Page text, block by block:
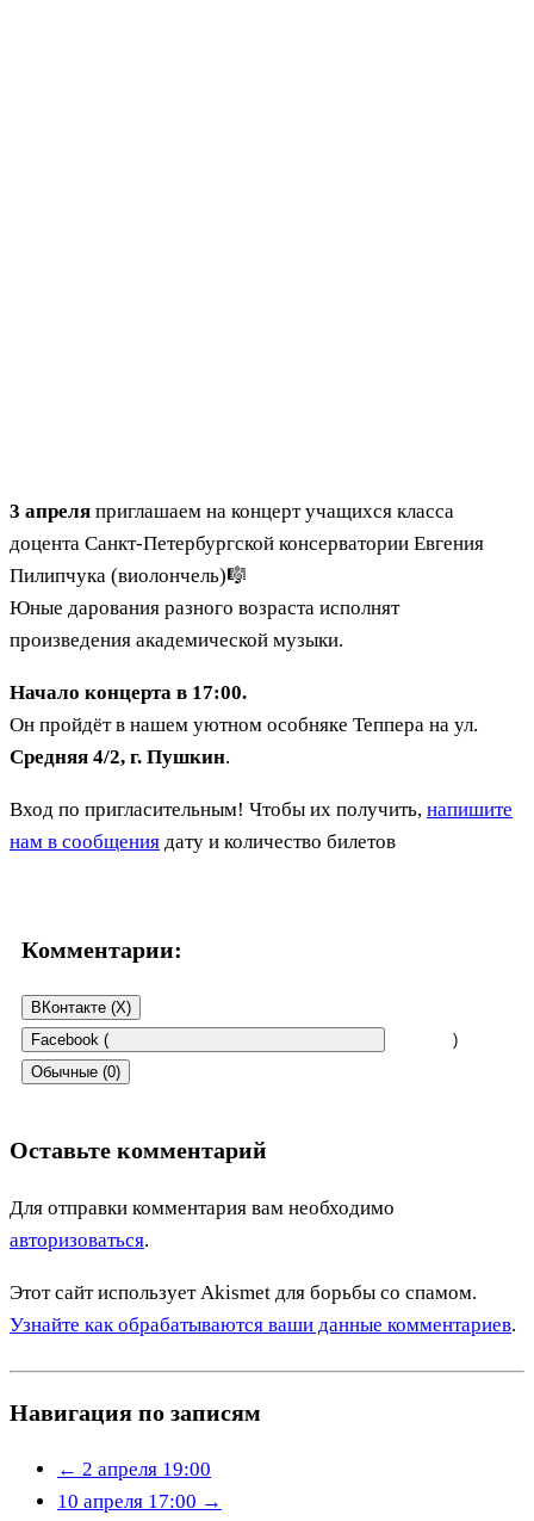
3 апреля приглашаем на концерт учащихся класса
доцента Санкт-Петербургской консерватории Евгения
Пилипчука (виолончель)🎼
Юные дарования разного возраста исполнят
произведения академической музыки.
Начало концерта в 17:00.
Он пройдёт в нашем уютном особняке Теппера на ул.
Средняя 4/2, г. Пушкин.
Вход по пригласительным! Чтобы их получить, напишите
нам в сообщения дату и количество билетов
Комментарии:
ВКонтакте (X)
Facebook (
)
Обычные (0)
Оставьте комментарий
Для отправки комментария вам необходимо
авторизоваться.
Этот сайт использует Akismet для борьбы со спамом.
Узнайте как обрабатываются ваши данные комментариев.
Навигация по записям
← 2 апреля 19:00
10 апреля 17:00 →